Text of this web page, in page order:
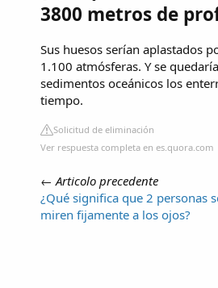
3800 metros de
Sus huesos serían aplastados
1.100 atmósferas. Y se
sedimentos oceánicos los
tiempo.
Solicitud de eliminación
Ver respuesta completa en es.quora.com
←Articolo precedente
¿Qué significa que 2 personas
miren fijamente a los ojos?